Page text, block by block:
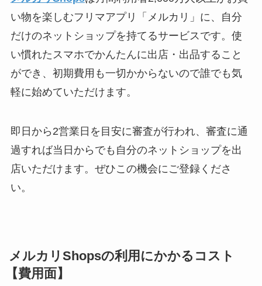
い物を楽しむフリマアプリ「メルカリ」に、自分
だけのネットショップを持てるサービスです。使
い慣れたスマホでかんたんに出店・出品すること
ができ、初期費用も一切かからないので誰でも気
軽に始めていただけます。
即日から2営業日を目安に審査が行われ、審査に通
過すれば当日からでも自分のネットショップを出
店いただけます。ぜひこの機会にご登録くださ
い。
メルカリShopsの利用にかかるコスト
【費用面】